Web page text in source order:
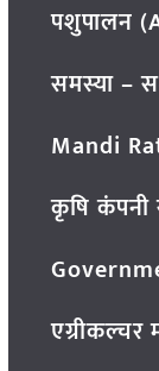
पशुपालन
समस्या –
Mandi
कृषि